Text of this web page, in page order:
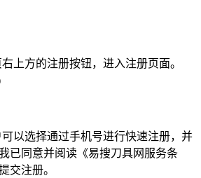
上方的注册按钮，进入注册页面。
以选择通过手机号进行快速注册，并
已同意并阅读《易搜刀具网服务条
交注册。